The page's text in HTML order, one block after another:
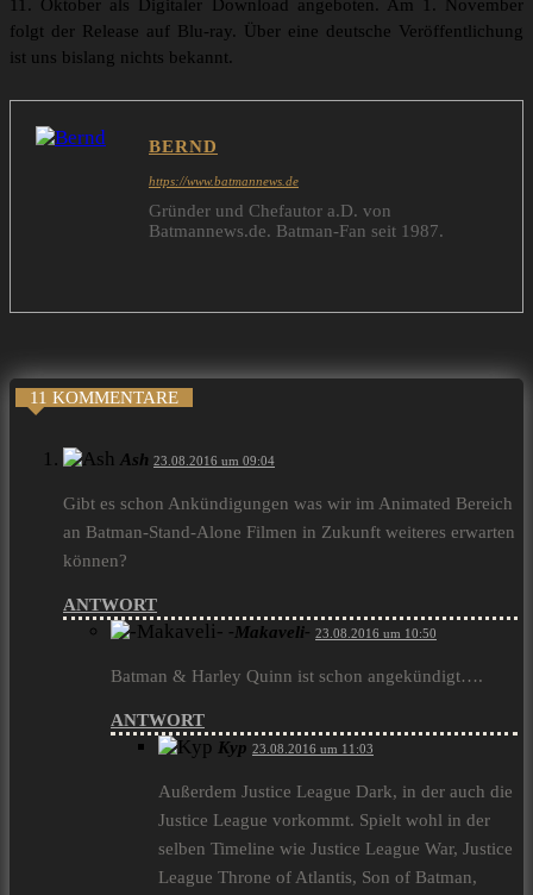
11. Oktober als Digitaler Download angeboten. Am 1. November
folgt der Release auf Blu-ray. Über eine deutsche Veröffentlichung
ist uns bislang nichts bekannt.
BERND
https://www.batmannews.de
Gründer und Chefautor a.D. von
Batmannews.de. Batman-Fan seit 1987.
11 KOMMENTARE
Ash 23.08.2016 um 09:04
Gibt es schon Ankündigungen was wir im Animated Bereich
an Batman-Stand-Alone Filmen in Zukunft weiteres erwarten
können?
ANTWORT
-Makaveli- 23.08.2016 um 10:50
Batman & Harley Quinn ist schon angekündigt….
ANTWORT
Kyp 23.08.2016 um 11:03
Außerdem Justice League Dark, in der auch die
Justice League vorkommt. Spielt wohl in der
selben Timeline wie Justice League War, Justice
League Throne of Atlantis, Son of Batman,